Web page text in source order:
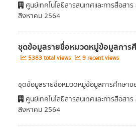
ศูนย์เทคโนโลยีสารสนเทศและการสื่อสา
สิงหาคม 2564
ชุดข้อมูลรายชื่อหมวดหมู่ข้อมูลการศึ
5383 total views 9 recent views
ชุดข้อมูลรายชื่อหมวดหมู่ข้อมูลการศึกษาขอ
ศูนย์เทคโนโลยีสารสนเทศและการสื่อสา
สิงหาคม 2564